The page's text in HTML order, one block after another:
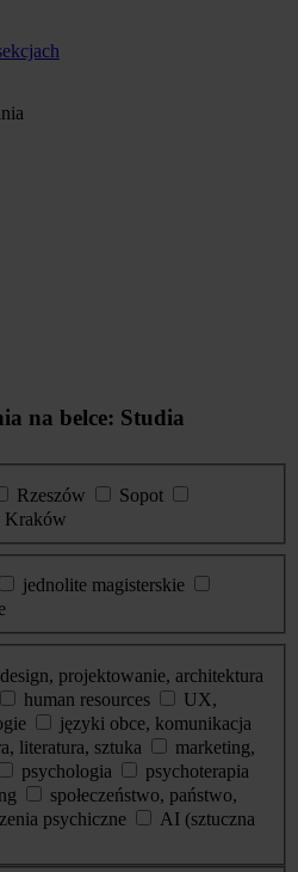
na belce: Studia
Rzeszów
Sopot
Kraków
jednolite magisterskie
design, projektowanie, architektura
human resources
UX,
języki obce, komunikacja
literatura, sztuka
marketing,
psychologia
psychoterapia
społeczeństwo, państwo,
psychiczne
AI (sztuczna